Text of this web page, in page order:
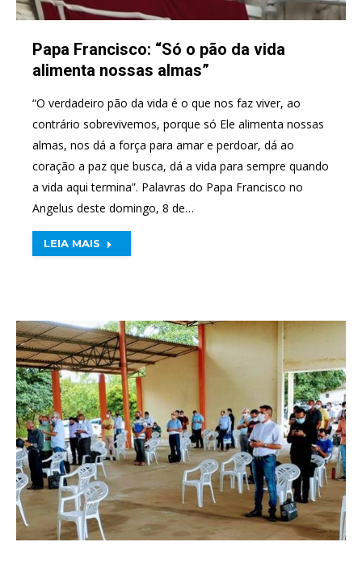
Papa Francisco: “Só o pão da vida
alimenta nossas almas”
“O verdadeiro pão da vida é o que nos faz viver, ao
contrário sobrevivemos, porque só Ele alimenta nossas
almas, nos dá a força para amar e perdoar, dá ao
coração a paz que busca, dá a vida para sempre quando
a vida aqui termina”. Palavras do Papa Francisco no
Angelus deste domingo, 8 de…
LEIA MAIS